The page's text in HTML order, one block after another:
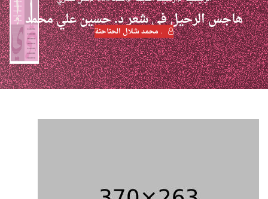
هاجس الرحيل في شعر د. حسين علي محمد
. محمد شلال الحناحنة